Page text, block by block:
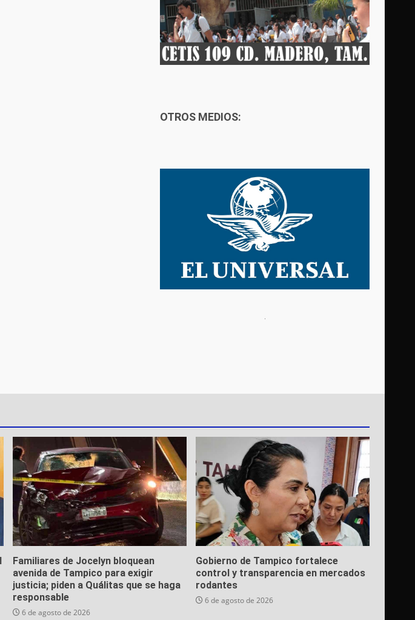
OTROS MEDIOS:
Familiares de Jocelyn bloquean
avenida de Tampico para exigir
justicia; piden a Quálitas que se haga
responsable
6 de agosto de 2026
Gobierno de Tampico fortalece
control y transparencia en mercados
rodantes
6 de agosto de 2026